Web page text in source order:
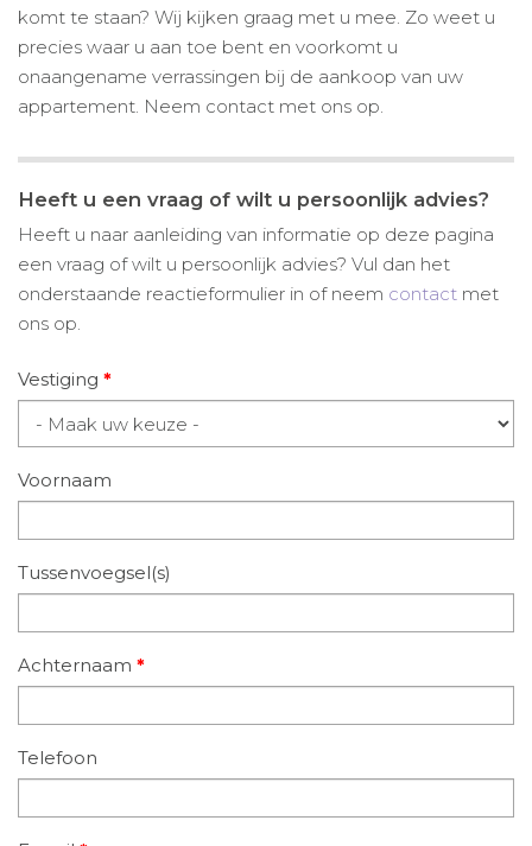
komt te staan? Wij kijken graag met u mee. Zo weet u
precies waar u aan toe bent en voorkomt u
onaangename verrassingen bij de aankoop van uw
appartement. Neem contact met ons op.
Heeft u een vraag of wilt u persoonlijk advies?
Heeft u naar aanleiding van informatie op deze pagina
een vraag of wilt u persoonlijk advies? Vul dan het
onderstaande reactieformulier in of neem contact met
ons op.
Vestiging *
Voornaam
Tussenvoegsel(s)
Achternaam *
Telefoon